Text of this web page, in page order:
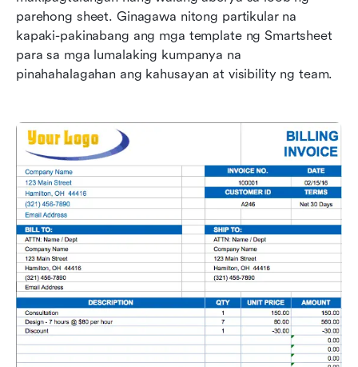
parehong sheet. Ginagawa nitong partikular na
kapaki-pakinabang ang mga template ng Smartsheet
para sa mga lumalaking kumpanya na
pinahahalagahan ang kahusayan at visibility ng team.